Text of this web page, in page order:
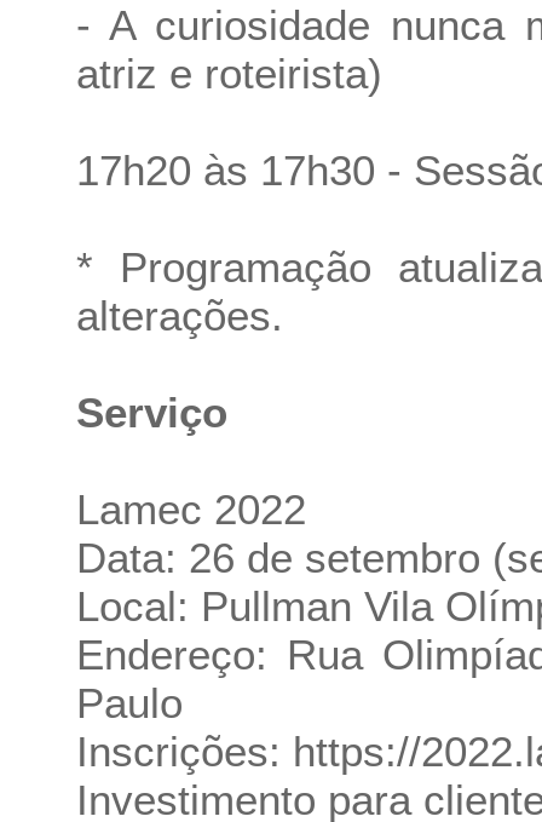
- A curiosidade nunca
atriz e roteirista)
17h20 às 17h30 -
* Programação
alterações.
Serviço
Lamec 2022
Data: 26 de setembro
Local: Pullman Vila
Endereço: Rua
Paulo
Inscrições: https://
Investimento para